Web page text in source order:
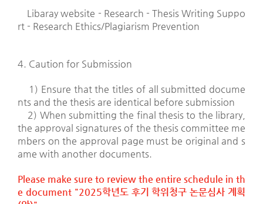
Libaray website - Research - Thesis Writing Suppo
rt - Research Ethics/Plagiarism Prevention
4. Caution for Submission
1) Ensure that the titles of all submitted docume
nts and the thesis are identical before submission
2) When submitting the final thesis to the library,
the approval signatures of the thesis committee me
mbers on the approval page must be original and s
ame with another documents.
Please make sure to review the entire schedule in th
e document "2025학년도 후기 학위청구 논문심사 계획